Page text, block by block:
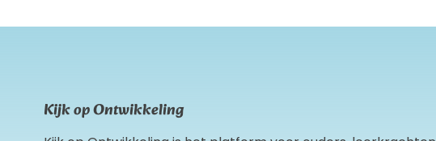
Kijk op Ontwikkeling